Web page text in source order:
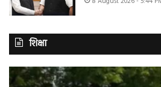
शिक्षा